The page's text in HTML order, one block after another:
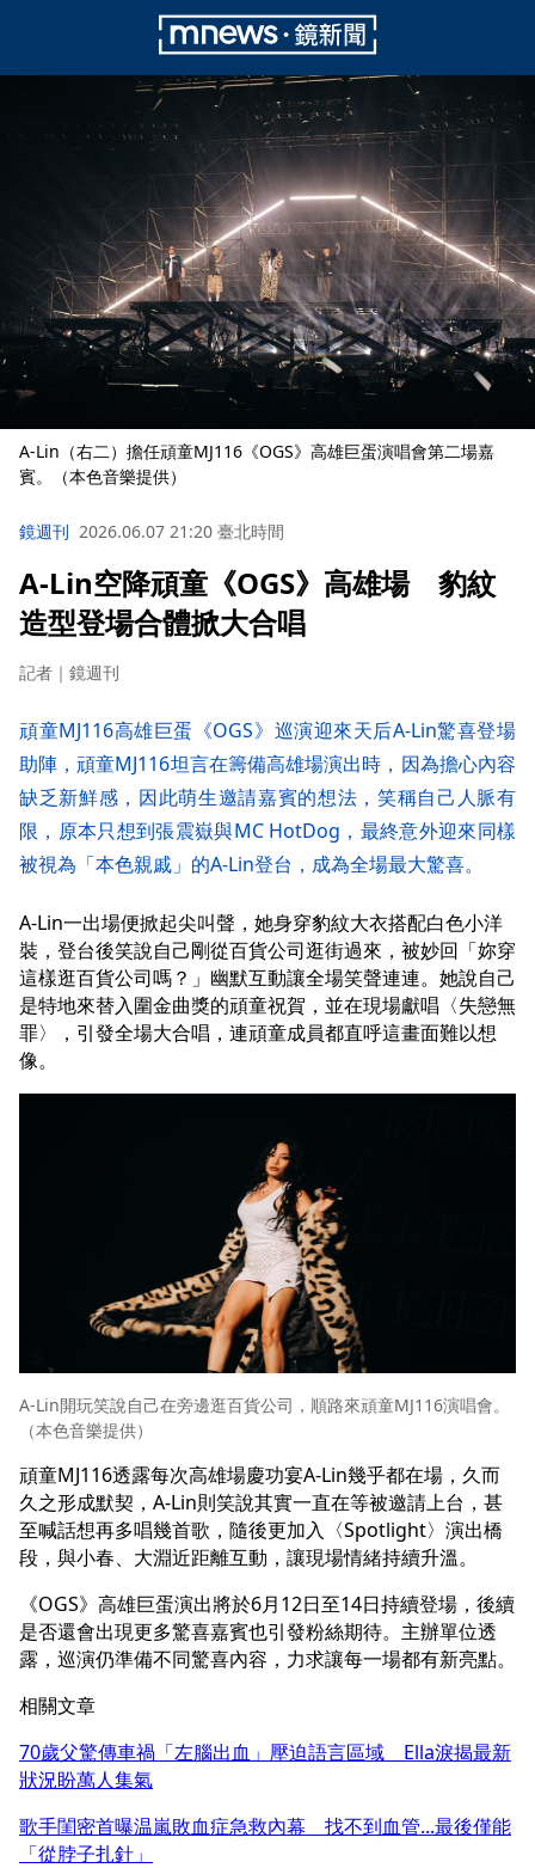
A-Lin（右二）擔任頑童MJ116《OGS》高雄巨蛋演唱會第二場嘉
賓。（本色音樂提供）
鏡週刊 2026.06.07 21:20 臺北時間
A-Lin空降頑童《OGS》高雄場 豹紋
造型登場合體掀大合唱
記者｜鏡週刊
頑童MJ116高雄巨蛋《OGS》巡演迎來天后A-Lin驚喜登場
助陣，頑童MJ116坦言在籌備高雄場演出時，因為擔心內容
缺乏新鮮感，因此萌生邀請嘉賓的想法，笑稱自己人脈有
限，原本只想到張震嶽與MC HotDog，最終意外迎來同樣
被視為「本色親戚」的A-Lin登台，成為全場最大驚喜。
A-Lin一出場便掀起尖叫聲，她身穿豹紋大衣搭配白色小洋
裝，登台後笑說自己剛從百貨公司逛街過來，被妙回「妳穿
這樣逛百貨公司嗎？」幽默互動讓全場笑聲連連。她說自己
是特地來替入圍金曲獎的頑童祝賀，並在現場獻唱〈失戀無
罪〉，引發全場大合唱，連頑童成員都直呼這畫面難以想
像。
A-Lin開玩笑說自己在旁邊逛百貨公司，順路來頑童MJ116演唱會。
（本色音樂提供）
頑童MJ116透露每次高雄場慶功宴A-Lin幾乎都在場，久而
久之形成默契，A-Lin則笑說其實一直在等被邀請上台，甚
至喊話想再多唱幾首歌，隨後更加入〈Spotlight〉演出橋
段，與小春、大淵近距離互動，讓現場情緒持續升溫。
《OGS》高雄巨蛋演出將於6月12日至14日持續登場，後續
是否還會出現更多驚喜嘉賓也引發粉絲期待。主辦單位透
露，巡演仍準備不同驚喜內容，力求讓每一場都有新亮點。
相關文章
70歲父驚傳車禍「左腦出血」壓迫語言區域 Ella淚揭最新
狀況盼萬人集氣
歌手閨密首曝温嵐敗血症急救內幕 找不到血管...最後僅能
「從脖子扎針」